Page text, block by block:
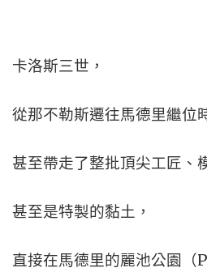
卡洛斯三世，
從那不勒斯遷往馬德里繼位
甚至帶走了整批頂尖工匠、
甚至是特製的黏土，
直接在馬德里的麗池公園